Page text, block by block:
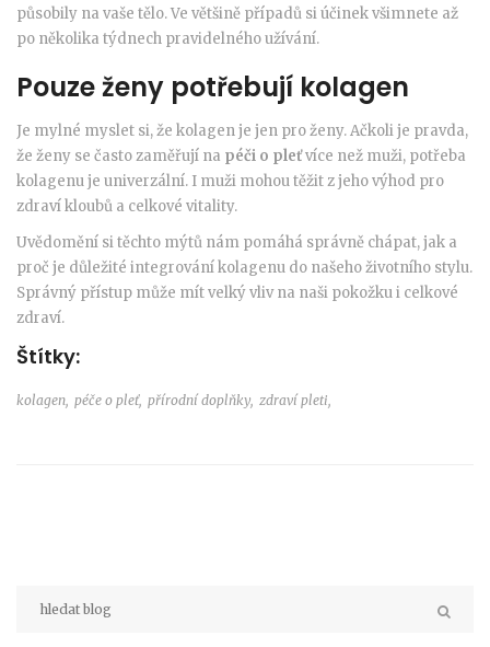
působily na vaše tělo. Ve většině případů si účinek všimnete až
po několika týdnech pravidelného užívání.
Pouze ženy potřebují kolagen
Je mylné myslet si, že kolagen je jen pro ženy. Ačkoli je pravda,
že ženy se často zaměřují na péči o pleťvíce než muži, potřeba
kolagenu je univerzální. I muži mohou těžit z jeho výhod pro
zdraví kloubů a celkové vitality.
Uvědomění si těchto mýtů nám pomáhá správně chápat, jak a
proč je důležité integrování kolagenu do našeho životního stylu.
Správný přístup může mít velký vliv na naši pokožku i celkové
zdraví.
Štítky:
kolagen, péče o pleť, přírodní doplňky, zdraví pleti,